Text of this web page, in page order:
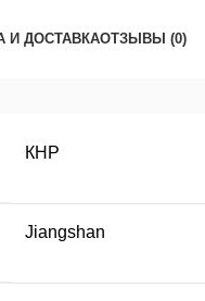
И ДОСТАВКАОТЗЫВЫ (0)
КНР
Jiangshan